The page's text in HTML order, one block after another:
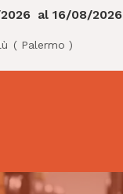
al16/08/2026
( Palermo )